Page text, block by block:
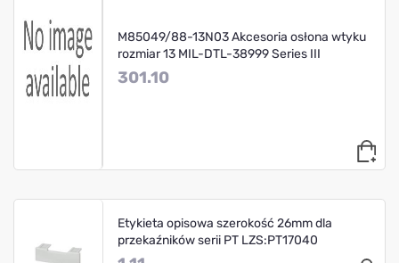
M85049/88-13N03 Akcesoria osłona wtyku
rozmiar 13 MIL-DTL-38999 Series III
301.10
Etykieta opisowa szerokość 26mm dla
przekaźników serii PT LZS:PT17040